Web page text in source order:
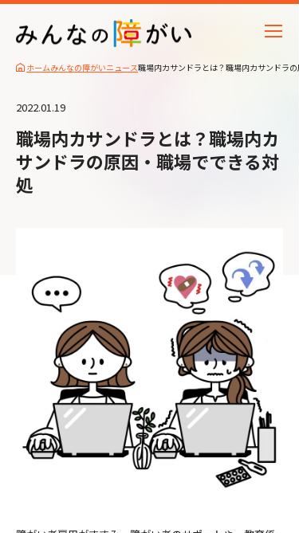
ホームみんなの障がいニュース職場内カサンドラとは？職場内カサンドラ
2022.01.19
職場内カサンドラとは？職場内カ
サンドラの原因・職場でできる対
処